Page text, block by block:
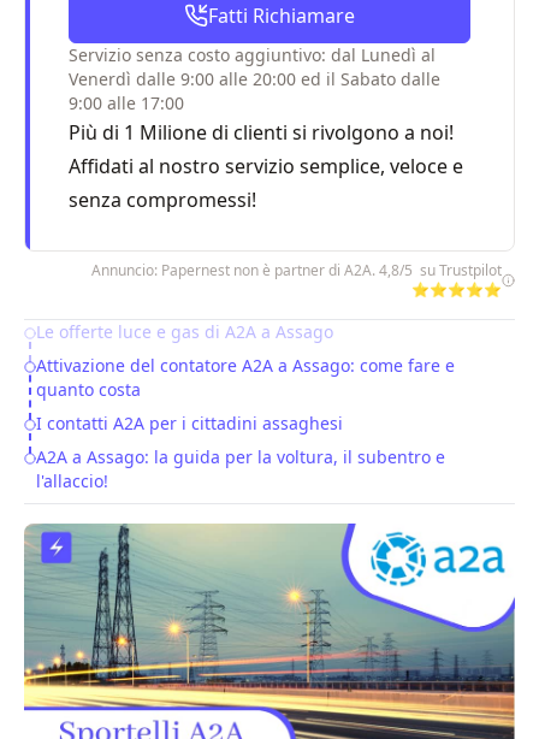
Fatti Richiamare
Servizio senza costo aggiuntivo: dal Lunedì al
Venerdì dalle 9:00 alle 20:00 ed il Sabato dalle
9:00 alle 17:00
Più di 1 Milione di clienti si rivolgono a noi!
Affidati al nostro servizio semplice, veloce e
senza compromessi!
Annuncio: Papernest non è partner di A2A. 4,8/5 su Trustpilot
⭐⭐⭐⭐⭐
Table of Contents
Le offerte luce e gas di A2A a Assago
Attivazione del contatore A2A a Assago: come fare e
quanto costa
I contatti A2A per i cittadini assaghesi
A2A a Assago: la guida per la voltura, il subentro e
l'allaccio!